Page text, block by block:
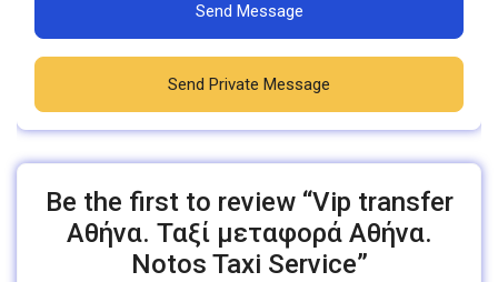
Send Message
Send Private Message
Be the first to review “Vip transfer
Αθήνα. Ταξί μεταφορά Αθήνα.
Notos Taxi Service”